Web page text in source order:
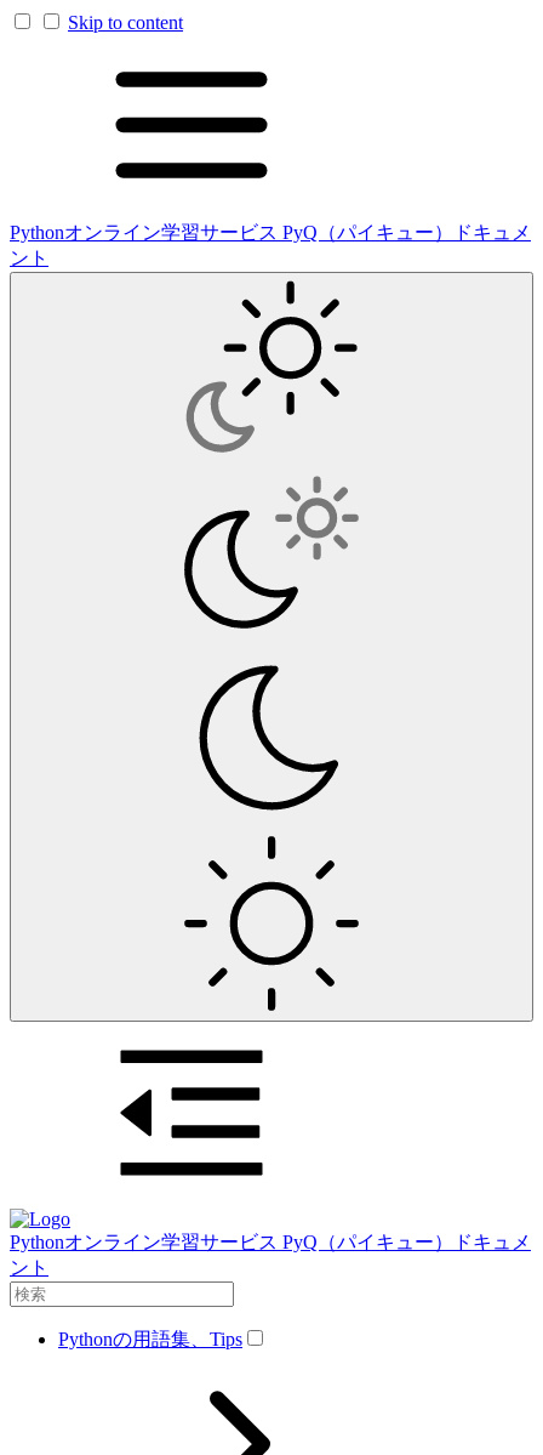
Skip to content
Pythonオンライン学習サービス PyQ（パイキュー）ドキュメ
ント
Pythonオンライン学習サービス PyQ（パイキュー）ドキュメ
ント
Pythonの用語集、Tips